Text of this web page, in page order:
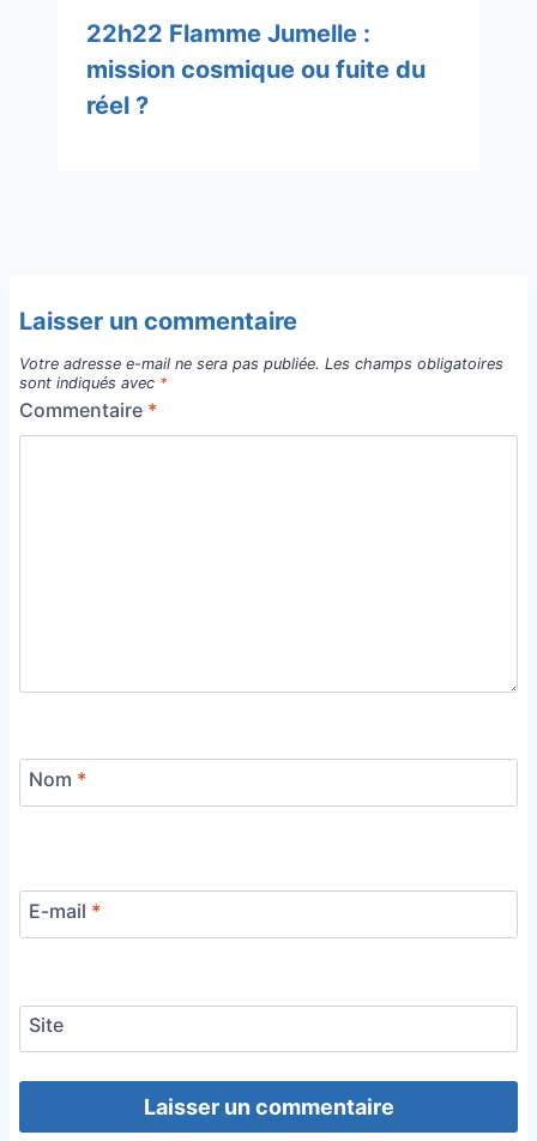
22h22 Flamme Jumelle :
mission cosmique ou fuite du
réel ?
Laisser un commentaire
Votre adresse e-mail ne sera pas publiée. Les champs obligatoires
sont indiqués avec *
Commentaire *
Nom *
E-mail *
Site